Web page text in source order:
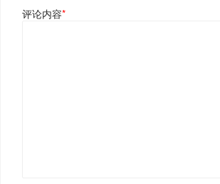
评论内容*